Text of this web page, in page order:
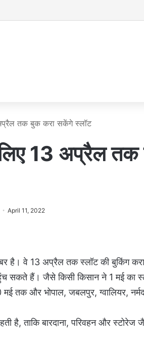
तक बुक करा सकेंगे स्लॉट
13 अप्रैल
April 11, 2022
है। वे 13 अप्रैल तक स्लॉट की बुकिंग
सकते हैं। जैसे किसी किसान ने 1 मई का
और भोपाल, जबलपुर, ग्वालियर,
ताकि बारदाना, परिवहन और स्टोरेज